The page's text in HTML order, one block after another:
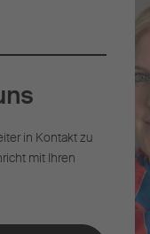
in Kontakt zu
mit Ihren